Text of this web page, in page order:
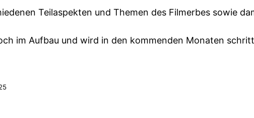
Teilaspekten und Themen des Filmerbes sowie
im Aufbau und wird in den kommenden Monaten